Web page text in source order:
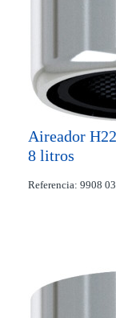
Aireador
8 litros
Referencia: 9908